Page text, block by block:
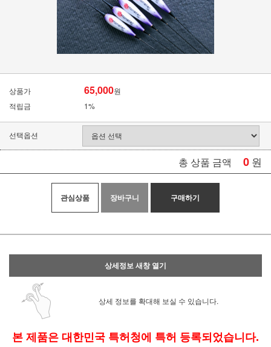
상품가 65,000원
적립금
1%
선택옵션
총 상품 금액 0 원
관심상품 장바구니 구매하기
상세정보 새창 열기
상세 정보를 확대해 보실 수 있습니다.
본 제품은 대한민국 특허청에 특허 등록되었습니다.